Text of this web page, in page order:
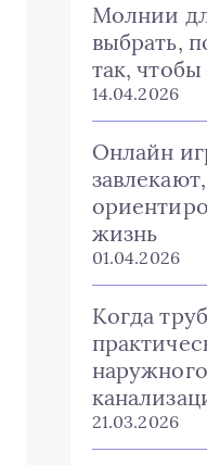
Молнии
выбрать,
так,
14.04.2026
Онлайн
жизнь
01.04.2026
Когда
21.03.2026